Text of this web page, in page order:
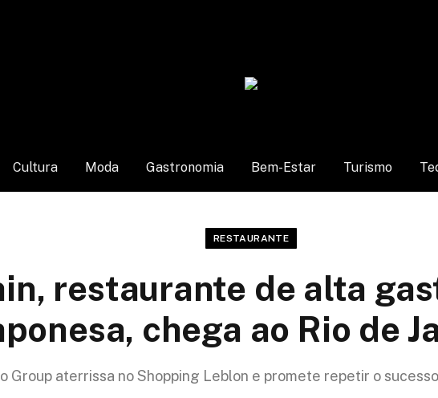
Cultura Moda Gastronomia Bem-Estar Turismo
RESTAURANTE
restaurante de alta
chega ao Rio de
Group aterrissa no Shopping Leblon e promete repetir o